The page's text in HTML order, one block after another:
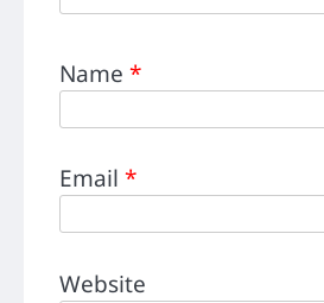
Name *
Email *
Website